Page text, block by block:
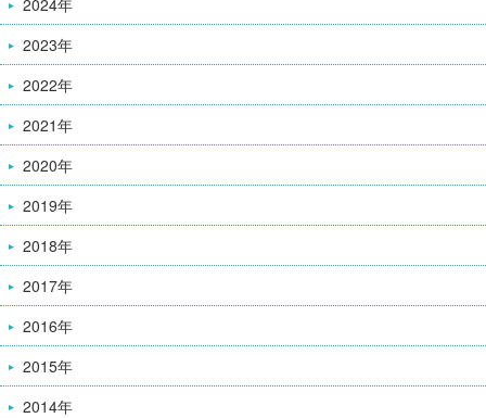
2023年
2022年
2021年
2020年
2019年
2018年
2017年
2016年
2015年
2014年